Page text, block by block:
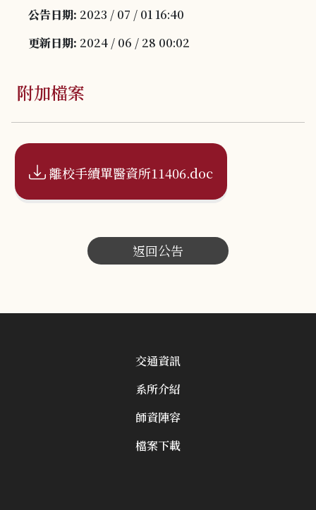
公告日期: 2023 / 07 / 01 16:40
更新日期: 2024 / 06 / 28 00:02
附加檔案
離校手續單醫資所11406.doc
返回公告
交通資訊
系所介紹
師資陣容
檔案下載